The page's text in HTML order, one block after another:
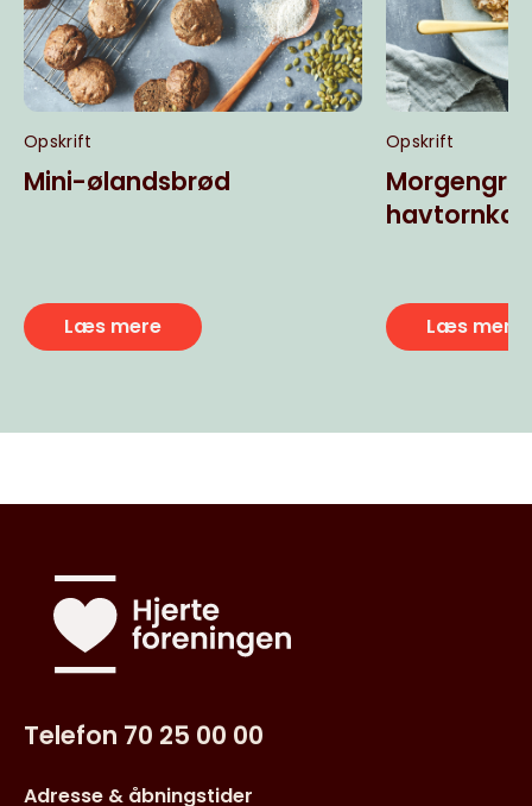
Opskrift
Mini-ølandsbrød
Læs mere
Opskrift
Læs mere
Telefon 70 25 00 00
Adresse & åbningstider